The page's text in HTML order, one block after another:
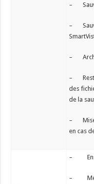
–
–
–
–
des
de la
– Mise
en cas
–
–